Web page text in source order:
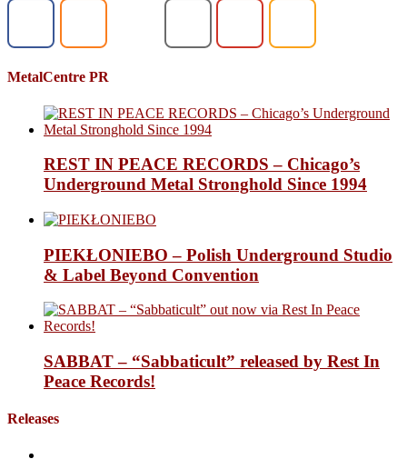
MetalCentre PR
REST IN PEACE RECORDS – Chicago’s
Underground Metal Stronghold Since 1994
PIEKŁONIEBO – Polish Underground Studio
& Label Beyond Convention
SABBAT – “Sabbaticult” released by Rest In
Peace Records!
Releases